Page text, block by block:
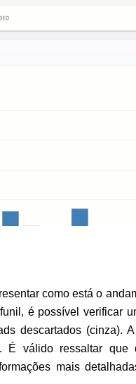
como está o
é possível verificar
descartados (cinza).
É válido ressaltar que
mais